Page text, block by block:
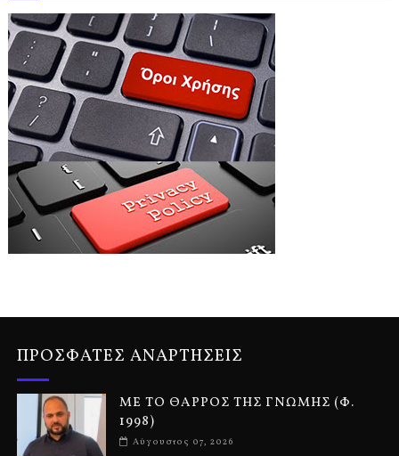
ΠΡΟΣΦΑΤΕΣ ΑΝΑΡΤΗΣΕΙΣ
ΜΕ ΤΟ ΘΑΡΡΟΣ ΤΗΣ ΓΝΩΜΗΣ (Φ.
1998)
Αύγουστος 07, 2026